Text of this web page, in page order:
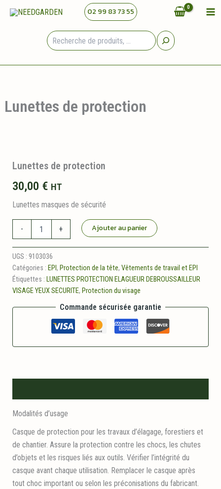
02 99 83 73 55
Lunettes de protection
Lunettes de protection
30,00 € HT
Lunettes masques de sécurité
-
de
protection
+ Ajouter au panier
UGS : 9103036
Catégories : EPI , Protection de la tête, Vêtements de travail et EPI
Étiquettes : LUNETTES PROTECTION ELAGUEUR DEBROUSSAILLEUR
VISAGE YEUX SECURITE, Protection du visage
Commande sécurisée garantie
Modalités d’usage
Casque de protection pour les travaux d’élagage, forestiers et
de chantier. Assure la protection contre les chocs, les chutes
d’objets et les risques liés aux outils. Vérifier l’intégrité du
casque avant chaque utilisation. Remplacer le casque après
tout choc important ou selon les préconisations du fabricant.